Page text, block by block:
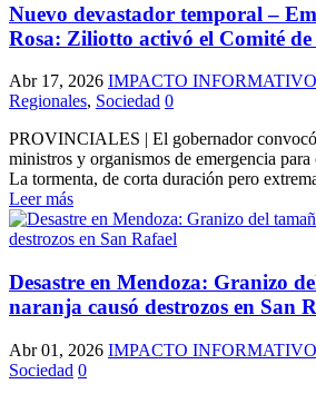
Nuevo devastador temporal –
Rosa: Ziliotto activó el Comité de
Abr 17, 2026 IMPACTO INFORMATIVO
Regionales, Sociedad 0
PROVINCIALES | El gobernador convocó
ministros y organismos de emergencia
La tormenta, de corta duración pero
Leer más
Desastre en Mendoza: Granizo
naranja causó destrozos en San
Abr 01, 2026 IMPACTO INFORMATIVO
Sociedad 0